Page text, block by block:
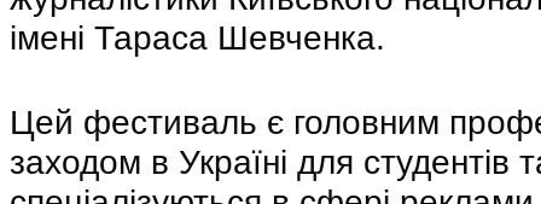
імені Тараса Шевченка.
Цей фестиваль є головним
заходом в Україні для студентів